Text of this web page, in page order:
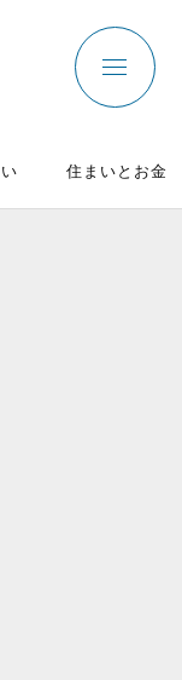
住まいとお金